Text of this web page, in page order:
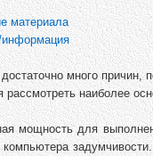
материала
информация
много причин,
рассмотреть наиболее
мощность для
компьютера